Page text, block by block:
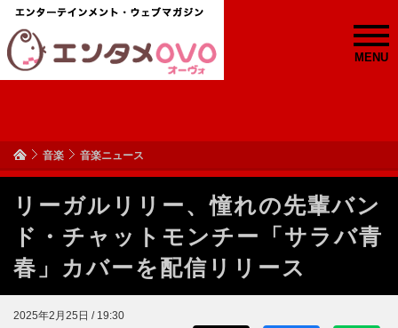
MENU
音楽 音楽ニュース
リーガルリリー、憧れの先輩バン
ド・チャットモンチー「サラバ青
春」カバーを配信リリース
2025年2月25日 / 19:30